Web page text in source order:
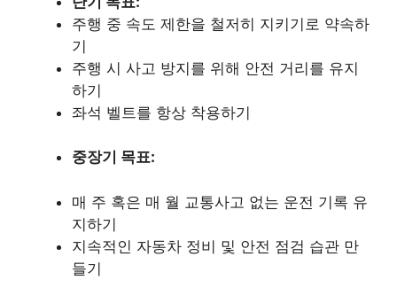
주행 중 속도 제한을 철저히 지키기로 약속하
기
주행 시 사고 방지를 위해 안전 거리를 유지
하기
좌석 벨트를 항상 착용하기
중장기 목표:
매 주 혹은 매 월 교통사고 없는 운전 기록 유
지하기
지속적인 자동차 정비 및 안전 점검 습관 만
들기